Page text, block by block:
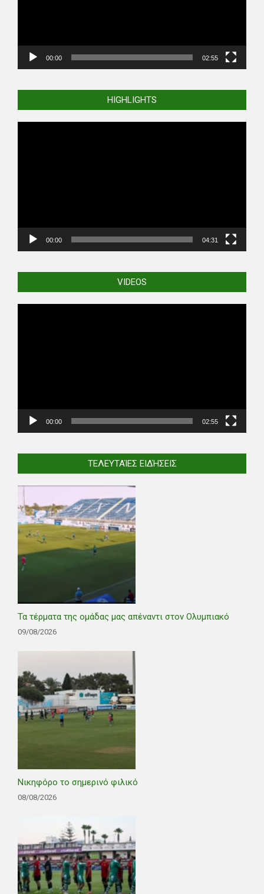
00:00 02:55
HIGHLIGHTS
00:00 04:31
VIDEOS
00:00 02:55
ΤΕΛΕΥΤΑΊΕΣ ΕΙΔΉΣΕΙΣ
Τα τέρματα της ομάδας μας απέναντι στον Ολυμπιακό
09/08/2026
Νικηφόρο το σημερινό φιλικό
08/08/2026